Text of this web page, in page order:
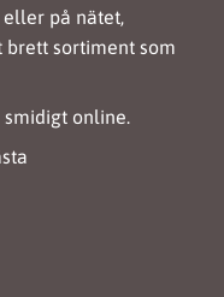
på nätet,
sortiment som
smidigt online.